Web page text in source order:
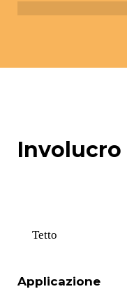
Involucro
Tetto
Applicazione